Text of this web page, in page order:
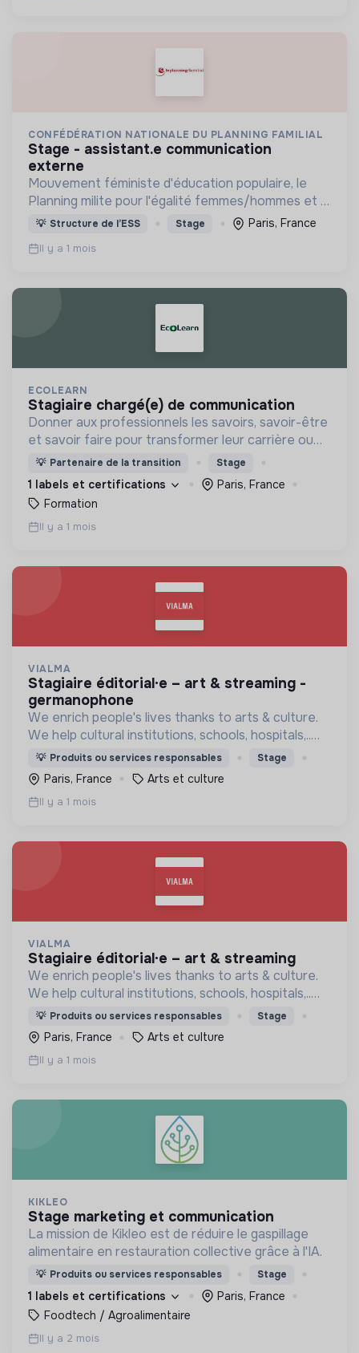
CONFÉDÉRATION NATIONALE DU PLANNING FAMILIAL
stage - assistant.e communication
externe
Mouvement féministe d'éducation populaire, le
Planning milite pour l'égalité femmes/hommes et la
possibilité pour chaque personne de vivre une
💡 Structure de l’ESS Stage Paris, France
Il y a 1 mois
ECOLEARN
stagiaire chargé(e) de communication
Donner aux professionnels les savoirs, savoir-être
et savoir faire pour transformer leur carrière ou
leur entreprise vers plus de durabilité.
💡 Partenaire de la transition Stage
1 labels et certifications
Paris, France
Formation
Il y a 1 mois
VIALMA
stagiaire éditorial·e – art & streaming -
germanophone
We enrich people's lives thanks to arts & culture.
We help cultural institutions, schools, hospitals,..
improve their audiences' well-being with curated
programmes available through streaming.
💡 Produits ou services responsables Stage
Paris, France Arts et culture
Il y a 1 mois
VIALMA
stagiaire éditorial·e – art & streaming
We enrich people's lives thanks to arts & culture.
We help cultural institutions, schools, hospitals,..
improve their audiences' well-being with curated
programmes available through streaming.
💡 Produits ou services responsables Stage
Paris, France Arts et culture
Il y a 1 mois
KIKLEO
stage marketing et communication
La mission de Kikleo est de réduire le gaspillage
alimentaire en restauration collective grâce à l'IA.
💡 Produits ou services responsables Stage
1 labels et certifications
Paris, France
Foodtech / Agroalimentaire
Il y a 2 mois